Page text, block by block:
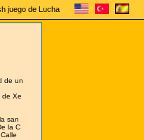
juego de Lucha
de un
de Xe
san
la C